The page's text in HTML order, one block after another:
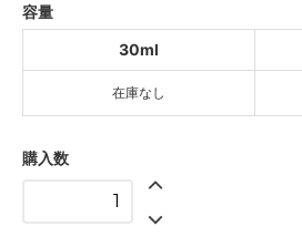
容量
30ml
在庫なし
購入数